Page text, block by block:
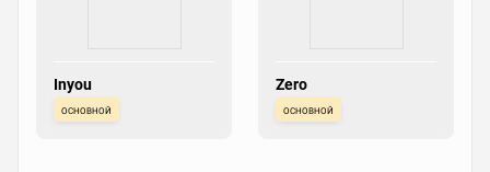
Inyou
основной
Zero
основной